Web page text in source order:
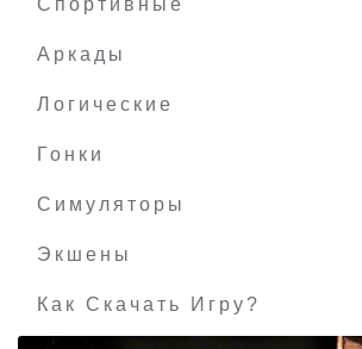
Аркады
Логические
Гонки
Симуляторы
Экшены
Как Скачать Игру?